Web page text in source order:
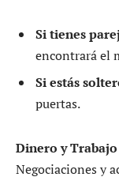
Si tienes
encontrará el
Si estás
puertas.
Dinero y Trabajo
Negociaciones y